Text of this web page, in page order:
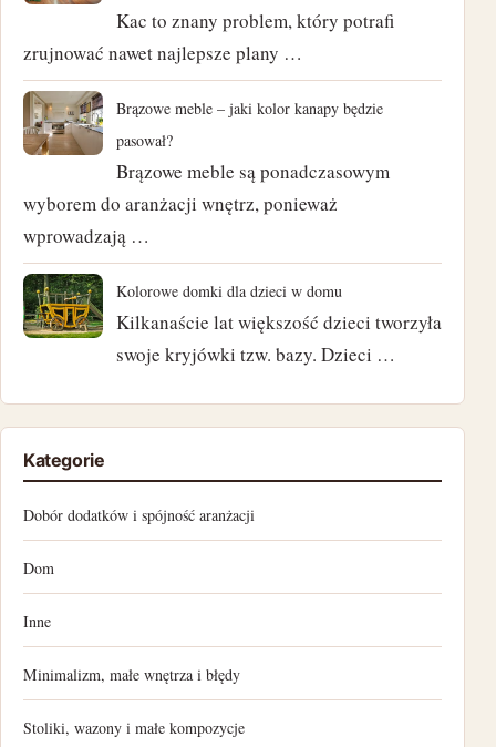
luty 2024
styczeń 2024
listopad 2023
październik 2023
czerwiec 2023
marzec 2023
styczeń 2023
grudzień 2022
Kac to znany problem, który potrafi
zrujnować nawet najlepsze plany …
Brązowe meble – jaki kolor kanapy będzie
pasował?
Brązowe meble są ponadczasowym
wyborem do aranżacji wnętrz, ponieważ
wprowadzają …
Kolorowe domki dla dzieci w domu
Kilkanaście lat większość dzieci tworzyła
swoje kryjówki tzw. bazy. Dzieci …
Kategorie
Dobór dodatków i spójność aranżacji
Dom
Inne
Minimalizm, małe wnętrza i błędy
Stoliki, wazony i małe kompozycje